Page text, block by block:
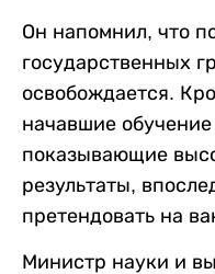
Он напомнил, что
государственных
освобождается.
начавшие
показывающие
результаты,
претендовать на
Министр науки и